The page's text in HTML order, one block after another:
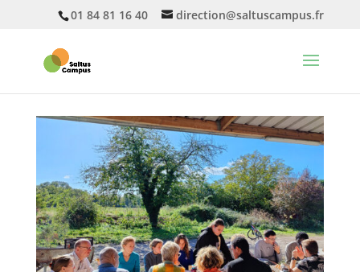
01 84 81 16 40 direction@saltuscampus.fr